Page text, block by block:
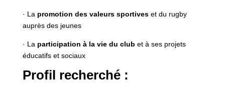
· La promotion des valeurs sportiveset du rugby
auprès des jeunes
· La participation à la vie du club et à ses projets
éducatifs et sociaux
Profil recherché :